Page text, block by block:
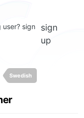
user? sign
sign
up
Swedish